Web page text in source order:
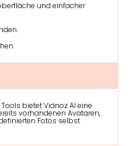
und einfacher
bietet Vidnoz AI eine
vorhandenen Avataren,
Fotos selbst